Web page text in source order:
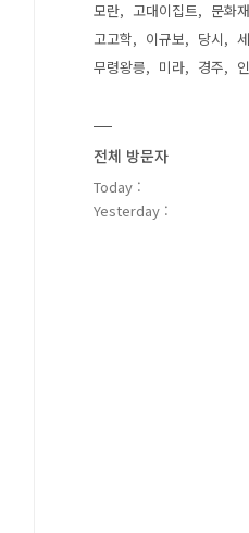
모란
고대이집트 문화재
고고학
이규보 당시
무령왕릉
미라 경주
전체 방문자
Today :
Yesterday :